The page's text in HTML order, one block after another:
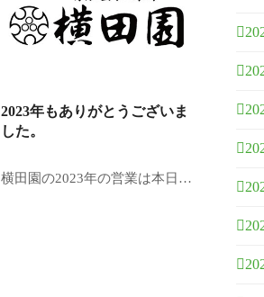
2023年もありがとうございま
した。
横田園の2023年の営業は本日…